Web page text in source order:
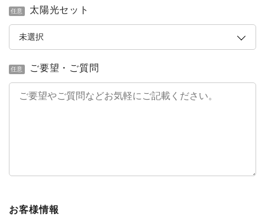
任意 太陽光セット
任意 ご要望・ご質問
お客様情報